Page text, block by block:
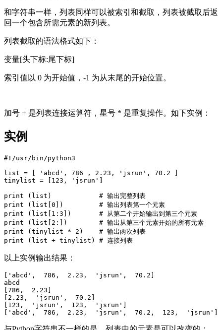
和字符串一样，列表同样可以被索引和截取，列表被截取后返
回一个包含所需元素的新列表。
列表截取的语法格式如下：
变量[头下标:尾下标]
索引值以 0 为开始值，-1 为从末尾的开始位置。
加号 + 是列表连接运算符，星号 * 是重复操作。如下实例：
实例
#!/usr/bin/python3
list = [ 'abcd', 786 , 2.23, 'jsrun', 70.2 ]
tinylist = [123, 'jsrun']
print (list)            # 输出完整列表
print (list[0])         # 输出列表第一个元素
print (list[1:3])       # 从第二个开始输出到第三个元素
print (list[2:])        # 输出从第三个元素开始的所有元素
print (tinylist * 2)    # 输出两次列表
以上实例输出结果：
['abcd',  786,  2.23,  'jsrun',  70.2]
abcd
[786,  2.23]
[2.23,  'jsrun',  70.2]
[123,  'jsrun',  123,  'jsrun']